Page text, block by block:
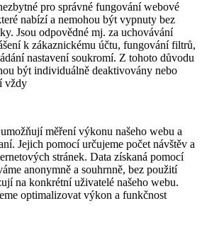
pro správné fungování webové
nabízí a nemohou být vypnuty bez
Jsou odpovědné mj. za uchovávání
k zákaznickému účtu, fungování filtrů,
nastavení soukromí. Z tohoto důvodu
být individuálně deaktivovány nebo
vždy
měření výkonu našeho webu a
Jejich pomocí určujeme počet návštěv a
stránek. Data získaná pomocí
anonymně a souhrnně, bez použití
na konkrétní uživatelé našeho webu.
optimalizovat výkon a funkčnost